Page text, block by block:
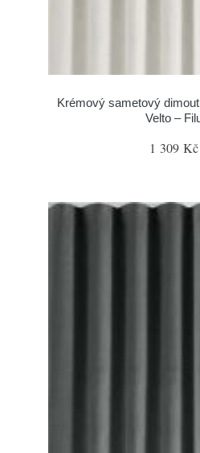
Krémový sametový
Velto –
1 309 Kč